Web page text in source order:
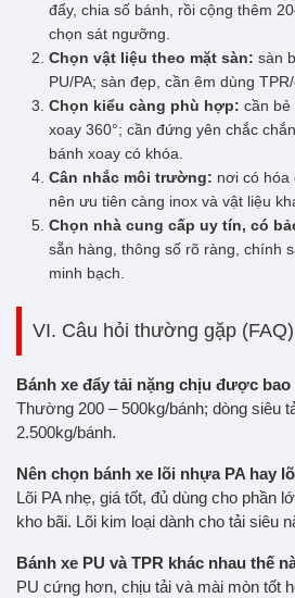
đẩy, chia số bánh, rồi cộng thêm
chọn sát ngưỡng.
Chọn vật liệu theo mặt sàn: sàn
PU/PA; sàn đẹp, cần êm dùng
Chọn kiểu càng phù hợp: cần bẻ
xoay 360°; cần đứng yên chắc
bánh xoay có khóa.
Cân nhắc môi trường: nơi có
nên ưu tiên càng inox và vật liệu
Chọn nhà cung cấp uy tín, có
sẵn hàng, thông số rõ ràng, chính
minh bạch.
VI. Câu hỏi thường gặp (FAQ)
Bánh xe đẩy tải nặng chịu được
Thường 200 – 500kg/bánh; dòng siêu
2.500kg/bánh.
Nên chọn bánh xe lõi nhựa PA hay
Lõi PA nhẹ, giá tốt, đủ dùng cho phần
kho bãi. Lõi kim loại dành cho tải siêu
Bánh xe PU và TPR khác nhau thế
PU cứng hơn, chịu tải và mài mòn tốt